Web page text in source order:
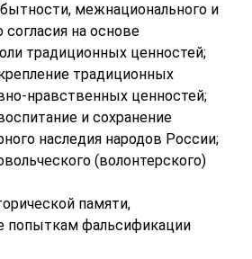
межнационального и
на основе
традиционных ценностей;
традиционных
нравственных ценностей;
и сохранение
наследия народов России;
(волонтерского)
памяти,
попыткам фальсификации